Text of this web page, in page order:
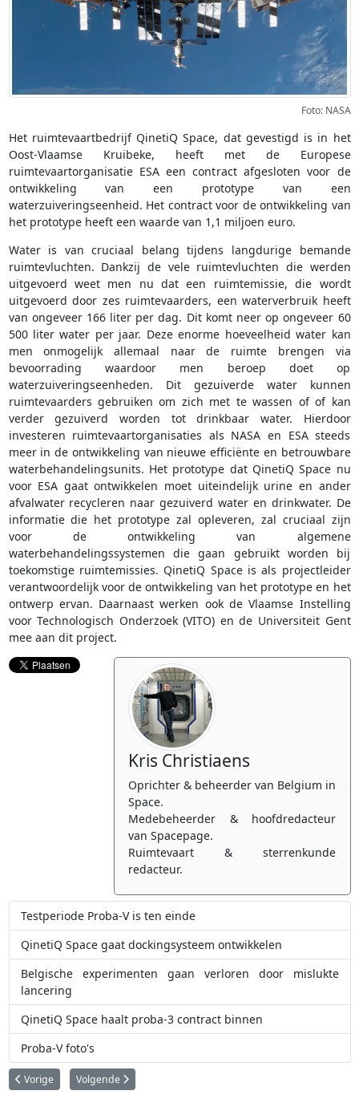
Foto: NASA
Het ruimtevaartbedrijf QinetiQ Space, dat gevestigd is in het
Oost-Vlaamse Kruibeke, heeft met de Europese
ruimtevaartorganisatie ESA een contract afgesloten voor de
ontwikkeling van een prototype van een
waterzuiveringseenheid. Het contract voor de ontwikkeling van
het prototype heeft een waarde van 1,1 miljoen euro.
Water is van cruciaal belang tijdens langdurige bemande
ruimtevluchten. Dankzij de vele ruimtevluchten die werden
uitgevoerd weet men nu dat een ruimtemissie, die wordt
uitgevoerd door zes ruimtevaarders, een waterverbruik heeft
van ongeveer 166 liter per dag. Dit komt neer op ongeveer 60
500 liter water per jaar. Deze enorme hoeveelheid water kan
men onmogelijk allemaal naar de ruimte brengen via
bevoorrading waardoor men beroep doet op
waterzuiveringseenheden. Dit gezuiverde water kunnen
ruimtevaarders gebruiken om zich met te wassen of of kan
verder gezuiverd worden tot drinkbaar water. Hierdoor
investeren ruimtevaartorganisaties als NASA en ESA steeds
meer in de ontwikkeling van nieuwe efficiënte en betrouwbare
waterbehandelingsunits. Het prototype dat QinetiQ Space nu
voor ESA gaat ontwikkelen moet uiteindelijk urine en ander
afvalwater recycleren naar gezuiverd water en drinkwater. De
informatie die het prototype zal opleveren, zal cruciaal zijn
voor de ontwikkeling van algemene
waterbehandelingssystemen die gaan gebruikt worden bij
toekomstige ruimtemissies. QinetiQ Space is als projectleider
verantwoordelijk voor de ontwikkeling van het prototype en het
ontwerp ervan. Daarnaast werken ook de Vlaamse Instelling
voor Technologisch Onderzoek (VITO) en de Universiteit Gent
mee aan dit project.
Kris Christiaens
Oprichter & beheerder van Belgium in
Space.
Medebeheerder & hoofdredacteur
van Spacepage.
Ruimtevaart & sterrenkunde
redacteur.
Testperiode Proba-V is ten einde
QinetiQ Space gaat dockingsysteem ontwikkelen
Belgische experimenten gaan verloren door mislukte
lancering
QinetiQ Space haalt proba-3 contract binnen
Proba-V foto's
Vorig artikel: QinetiQ Space gaat dockingsysteem ontwikkelen
Vorige Volgende artikel: Op zoek naar een job in de ruimtevaart?
Volgende